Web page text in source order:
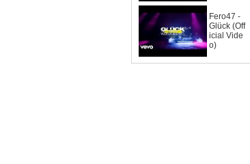
Fero47 -
Glück (Off
icial Vide
o)